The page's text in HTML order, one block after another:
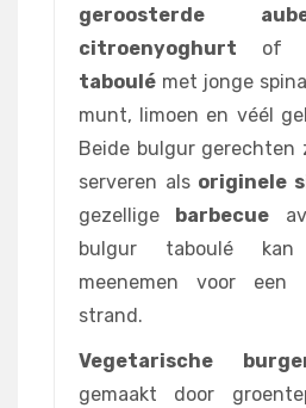
geroosterde
citroenyoghurt of
taboulé met jonge
munt, limoen en véél
Beide bulgur gerechten
serveren als originele
gezellige barbecue
bulgur taboulé
meenemen voor een
strand.
Vegetarische
gemaakt door